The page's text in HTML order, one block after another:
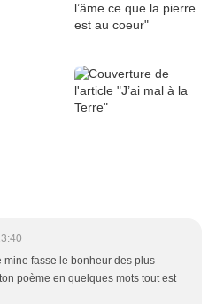
mine fasse le bonheur des plus
poème en quelques mots tout est